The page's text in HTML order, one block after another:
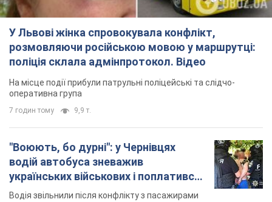
У Львові жінка спровокувала конфлікт,
розмовляючи російською мовою у маршрутці:
поліція склала адмінпротокол. Відео
На місце події прибули патрульні поліцейські та слідчо-
оперативна група
7 годин тому 9,9 т.
"Воюють, бо дурні": у Чернівцях
водій автобуса зневажив
українських військових і поплатився.
Відео
Водія звільнили після конфлікту з пасажирами